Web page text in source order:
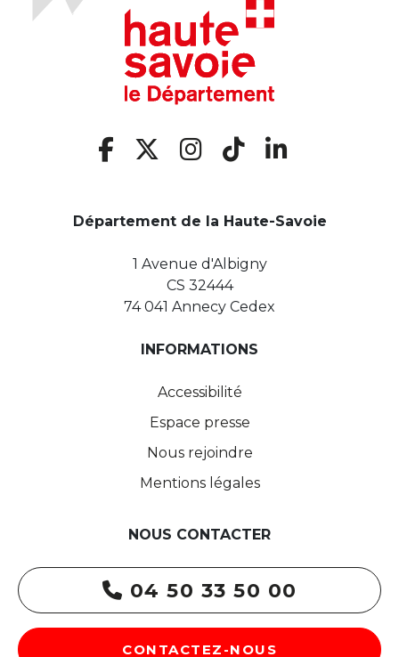
Département de la Haute-Savoie
1 Avenue d'Albigny
CS 32444
74 041 Annecy Cedex
INFORMATIONS
Accessibilité
Espace presse
Nous rejoindre
Mentions légales
NOUS CONTACTER
04 50 33 50 00
CONTACTEZ-NOUS